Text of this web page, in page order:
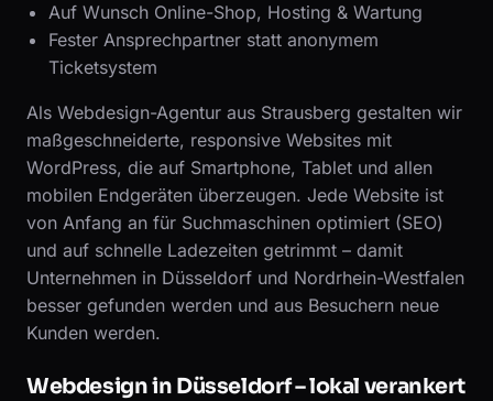
Auf Wunsch Online-Shop, Hosting & Wartung
Fester Ansprechpartner statt anonymem
Ticketsystem
Als Webdesign-Agentur aus Strausberg gestalten wir
maßgeschneiderte, responsive Websites mit
WordPress, die auf Smartphone, Tablet und allen
mobilen Endgeräten überzeugen. Jede Website ist
von Anfang an für Suchmaschinen optimiert (SEO)
und auf schnelle Ladezeiten getrimmt – damit
Unternehmen in Düsseldorf und Nordrhein-Westfalen
besser gefunden werden und aus Besuchern neue
Kunden werden.
Webdesign in Düsseldorf – lokal verankert